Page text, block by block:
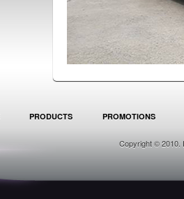
PRODUCTS PROMOTIONS
Copyright © 2010.